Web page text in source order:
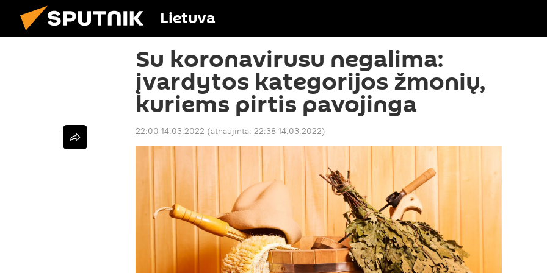
Lietuva
Su koronavirusu negalima:
įvardytos kategorijos žmonių,
kuriems pirtis pavojinga
22:00 14.03.2022 (atnaujinta: 22:38 14.03.2022)